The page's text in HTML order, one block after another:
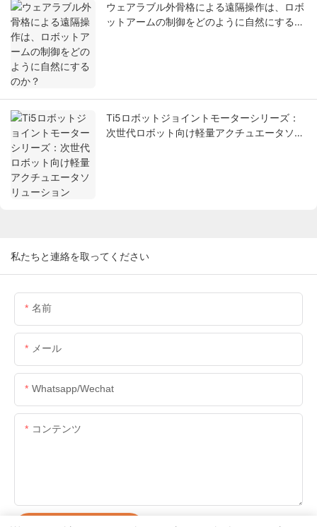
ウェアラブル外骨格による遠隔操作は、ロボ
ットアームの制御をどのように自然にするの
Ti5ロボットジョイントモーターシリーズ：
次世代ロボット向け軽量アクチュエータソリ
私たちと連絡を取ってください
名前
メール
Whatsapp/wechat
コンテンツ